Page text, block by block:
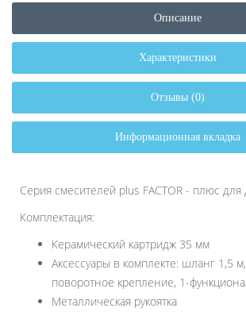
Описание
Характеристики
Отзывы (0)
Информационная вкладка
Серия смесителей plus FACTOR - плюс
Комплектация:
Керамический картридж 35 мм
Аксессуары в комплекте: шланг 1,5
поворотное крепление, 1-
Металлическая рукоятка